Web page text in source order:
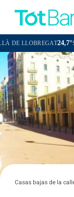
24,7°SANT
Casas bajas de la